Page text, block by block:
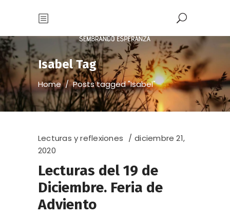
Isabel Tag
Home/Posts tagged "Isabel"
Lecturas y reflexiones
diciembre 21,
2020
Lecturas del 19 de
Diciembre. Feria de
Adviento